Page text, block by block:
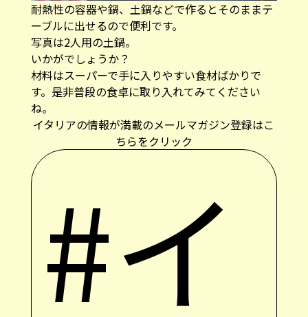
耐熱性の容器や鍋、土鍋などで作るとそのままテ
ーブルに出せるので便利です。
写真は2人用の土鍋。
いかがでしょうか？
材料はスーパーで手に入りやすい食材ばかりで
す。是非普段の食卓に取り入れてみてください
ね。
イタリアの情報が満載のメールマガジン登録はこ
ちらをクリック
#イ